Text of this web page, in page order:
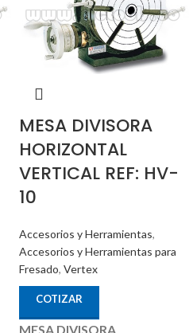
MESA DIVISORA
HORIZONTAL
VERTICAL REF: HV-
10
Accesorios y Herramientas,
Accesorios y Herramientas para
Fresado, Vertex
COTIZAR
MESA DIVISORA